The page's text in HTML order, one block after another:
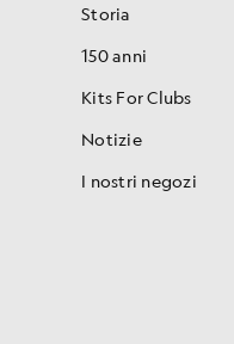
Storia
150 anni
Kits For Clubs
Notizie
I nostri negozi